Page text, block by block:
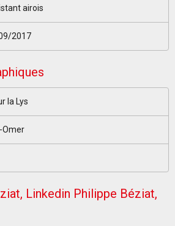
airois
2017
la Lys
Omer
Linkedin Philippe Béziat,